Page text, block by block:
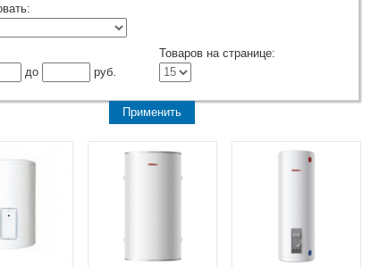
до руб.
Товаров на странице: